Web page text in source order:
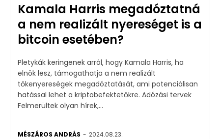
Kamala Harris megadóztatná
a nem realizált nyereséget is a
bitcoin esetében?
Pletykák keringenek arról, hogy Kamala Harris, ha
elnök lesz, támogathatja a nem realizált
tőkenyereségek megadóztatását, ami potenciálisan
hatással lehet a kriptobefektetőkre. Adózási tervek
Felmerültek olyan hírek,...
MÉSZÁROS ANDRÁS - 2024.08.23.